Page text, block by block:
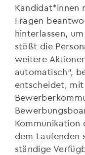
Kandidat*innen
Fragen
hinterlassen,
stößt die
weitere
automatisch“,
entscheidet,
Kommunikation
dem Laufenden
ständige